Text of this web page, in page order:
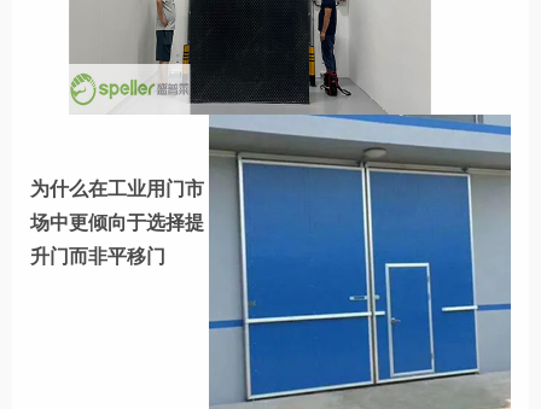
为什么在工业用门市
场中更倾向于选择提
升门而非平移门